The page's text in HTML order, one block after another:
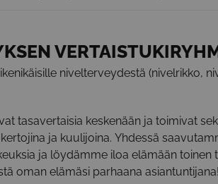
nivelterveydestä (nivelrikko,
tasavertaisia keskenään ja toimivat
ja kuulijoina. Yhdessä
ja löydämme iloa elämään toinen
oman elämäsi parhaana asiantuntijana!